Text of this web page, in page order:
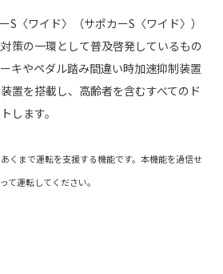
S〈ワイド〉（サポカーS〈ワイド〉）
策の一環として普及啓発しているもの
キやペダル踏み間違い時加速抑制装置
置を搭載し、高齢者を含むすべてのド
します。
くまで運転を支援する機能です。本機能を過信せ
て運転してください。